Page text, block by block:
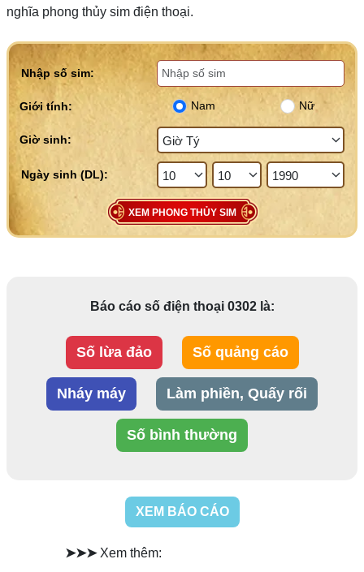
nghĩa phong thủy sim điện thoại.
Nhập số sim:
Giới tính: Nam Nữ
Giờ sinh:
XEM PHONG THỦY SIM
Báo cáo số điện thoại 0302 là:
Số lừa đảo Số quảng cáo
Nháy máy Làm phiền, Quấy rối
Số bình thường
XEM BÁO CÁO
➤➤➤ Xem thêm: